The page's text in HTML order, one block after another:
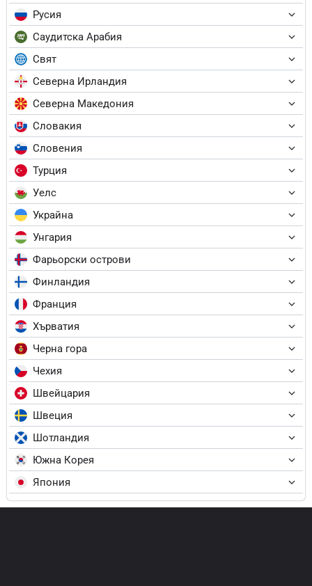
Русия
Саудитска Арабия
Свят
Северна Ирландия
Северна Македония
Словакия
Словения
Турция
Уелс
Украйна
Унгария
Фарьорски острови
Финландия
Франция
Хърватия
Черна гора
Чехия
Швейцария
Швеция
Шотландия
Южна Корея
Япония